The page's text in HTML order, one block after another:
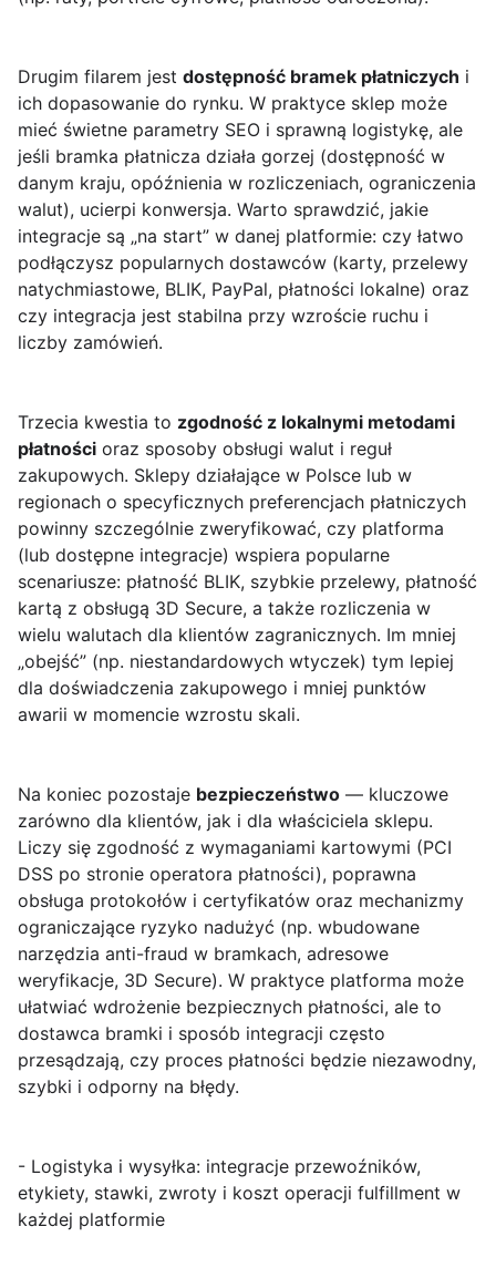
Drugim filarem jest dostępność bramek płatniczych i
ich dopasowanie do rynku. W praktyce sklep może
mieć świetne parametry SEO i sprawną logistykę, ale
jeśli bramka płatnicza działa gorzej (dostępność w
danym kraju, opóźnienia w rozliczeniach, ograniczenia
walut), ucierpi konwersja. Warto sprawdzić, jakie
integracje są „na start” w danej platformie: czy łatwo
podłączysz popularnych dostawców (karty, przelewy
natychmiastowe, BLIK, PayPal, płatności lokalne) oraz
czy integracja jest stabilna przy wzroście ruchu i
liczby zamówień.
Trzecia kwestia to zgodność z lokalnymi metodami
płatności oraz sposoby obsługi walut i reguł
zakupowych. Sklepy działające w Polsce lub w
regionach o specyficznych preferencjach płatniczych
powinny szczególnie zweryfikować, czy platforma
(lub dostępne integracje) wspiera popularne
scenariusze: płatność BLIK, szybkie przelewy, płatność
kartą z obsługą 3D Secure, a także rozliczenia w
wielu walutach dla klientów zagranicznych. Im mniej
„obejść” (np. niestandardowych wtyczek) tym lepiej
dla doświadczenia zakupowego i mniej punktów
awarii w momencie wzrostu skali.
Na koniec pozostaje bezpieczeństwo — kluczowe
zarówno dla klientów, jak i dla właściciela sklepu.
Liczy się zgodność z wymaganiami kartowymi (PCI
DSS po stronie operatora płatności), poprawna
obsługa protokołów i certyfikatów oraz mechanizmy
ograniczające ryzyko nadużyć (np. wbudowane
narzędzia anti-fraud w bramkach, adresowe
weryfikacje, 3D Secure). W praktyce platforma może
ułatwiać wdrożenie bezpiecznych płatności, ale to
dostawca bramki i sposób integracji często
przesądzają, czy proces płatności będzie niezawodny,
szybki i odporny na błędy.
- Logistyka i wysyłka: integracje przewoźników,
etykiety, stawki, zwroty i koszt operacji fulfillment w
każdej platformie